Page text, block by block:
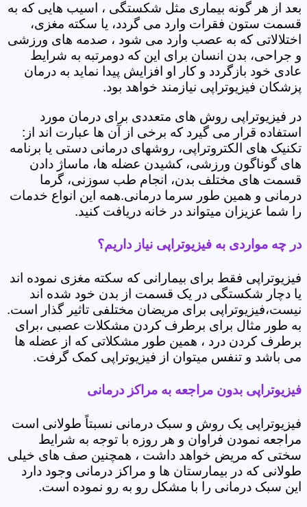
بعد از هر گونه بیماری مثل شکستگی ، اسیب هایی که به
قسمت ستون فقرات وارد می گردد، یا سکته مغزی،
اختلالاتی که به عصب وارد می شود ، صدمه های ورزشی
و جراحی، بدن انسان برای این که دومرتبه به شرایط
عادی خود بازگردد و کار او افزایش پیدا نماید به درمان
پزشکان فیزیوتراپی نیازمند خواهد بود.
در فیزیوتراپی روش های متعددی برای درمان مورد
استفاده قرار می گیرد که برخی از آن ها عبارت اند از:
تکنیک های الکتروتراپی، روشهای درمانی دستی یا برنامه
های گوناگون ورزشی، کشیدن عضله ها، ماساژ دادن
قسمت های مختلف بدن، انجام طب سوزنی، گرما
درمانی و همین طور سرما درمانی.همه این انواع خدمات
را شما عزیزان میتواند در خانه دریافت کنید.
در چه مواردی به فیزیوتراپی نیاز داریم؟
فیزیوتراپی فقط برای بیمارانی که سکته مغزی نموده اند
یا دچار شکستگی در یک قسمت از بدن خود شده اند
نیست،فیزیوتراپی برای مریضان مختلفی تاثیر گذار است.
به طور مثال برای برطرف کردن مشکلات عصبی ،برای
برطرف کردن درد ، همین طور مشکلاتی که از عضله ها
می باشد و تنفس میتوان از فیزیوتراپی کمک گرفت.
فیزیوتراپی بدون مراجعه به مراکز درمانی
فیزیوتراپی یک روش و سبک درمانی نسبتاً طولانی است
مراجعه نمودن فراوان و هر روزه با توجه به شرایط
سختی که مریض خواهد داشت ، همچنین صف های خیلی
طولانی که در بیمارستان ها و مراکز درمانی وجود دارد
این سبک درمانی را با مشکل رو به رو نموده است.